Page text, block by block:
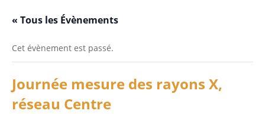
« Tous les Évènements
Cet évènement est passé.
Journée mesure des rayons X,
réseau Centre